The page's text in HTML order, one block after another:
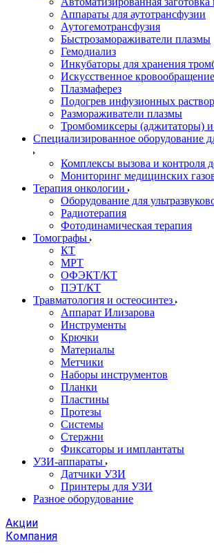
Аппараты для аутотрансфузии
Аутогемотрансфузия
Быстрозамораживатели плазмы
Гемодиализ
Инкубаторы для хранения
Искусственное
Плазмаферез
Подогрев инфузионных
Размораживатели плазмы
Тромбомиксеры (аджитаторы) и
Специализированное оборудование
Комплексы вызова и контроля
Мониторинг медицинских
Терапия онкологии
Оборудование для
Радиотерапия
Фотодинамическая терапия
Томографы
КТ
МРТ
ОФЭКТ/КТ
ПЭТ/КТ
Травматология и остеосинтез
Аппарат Илизарова
Инструменты
Крючки
Материалы
Метчики
Наборы инструментов
Планки
Пластины
Протезы
Системы
Стержни
Фиксаторы и имплантаты
УЗИ-аппараты
Датчики УЗИ
Принтеры для УЗИ
Разное оборудование
Акции
Компания